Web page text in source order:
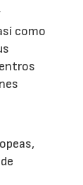
como